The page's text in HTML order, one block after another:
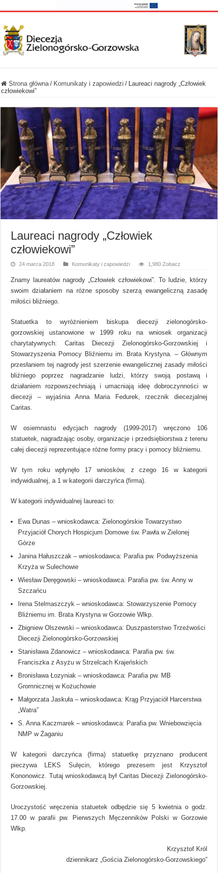
Strona główna / Komunikaty i zapowiedzi /
Laureaci nagrody „Człowiek
człowiekowi”
Laureaci nagrody „Człowiek
człowiekowi”
24 marca 2018 Komunikaty i zapowiedzi 1,980 Zobacz
Znamy laureatów nagrody „Człowiek człowiekowi”. To ludzie, którzy
swoim działaniem na różne sposoby szerzą ewangeliczną zasadę
miłości bliźniego.
Statuetka to wyróżnieniem biskupa diecezji zielonogórsko-
gorzowskiej ustanowione w 1999 roku na wniosek organizacji
charytatywnych: Caritas Diecezji Zielonogórsko-Gorzowskiej i
Stowarzyszenia Pomocy Bliźniemu im. Brata Krystyna. – Głównym
przesłaniem tej nagrody jest szerzenie ewangelicznej zasady miłości
bliźniego poprzez nagradzanie ludzi, którzy swoją postawą i
działaniem rozpowszechniają i umacniają ideę dobroczynności w
diecezji – wyjaśnia Anna Maria Fedurek, rzecznik diecezjalnej
Caritas.
W osiemnastu edycjach nagrody (1999-2017) wręczono 106
statuetek, nagradzając osoby, organizacje i przedsiębiorstwa z terenu
całej diecezji reprezentujące różne formy pracy i pomocy bliźniemu.
W tym roku wpłynęło 17 wniosków, z czego 16 w kategorii
indywidualnej, a 1 w kategorii darczyńca (firma).
W kategorii indywidualnej laureaci to:
Ewa Dunas – wnioskodawca: Zielonogórskie Towarzystwo
Przyjaciół Chorych Hospicjum Domowe św. Pawła w Zielonej
Górze
Janina Hałuszczak – wnioskodawca: Parafia pw. Podwyższenia
Krzyża w Sulechowie
Wiesław Deręgowski – wnioskodawca: Parafia pw. św. Anny w
Szczańcu
Irena Stelmaszczyk – wnioskodawca: Stowarzyszenie Pomocy
Bliźniemu im. Brata Krystyna w Gorzowie Wlkp.
Zbigniew Olszewski – wnioskodawca: Duszpasterstwo Trzeźwości
Diecezji Zielonogórsko-Gorzowskiej
Stanisława Zdanowicz – wnioskodawca: Parafia pw. św.
Franciszka z Asyżu w Strzelcach Krajeńskich
Bronisława Łozyniak – wnioskodawca: Parafia pw. MB
Gromnicznej w Kożuchowie
Małgorzata Jaskuła – wnioskodawca: Krąg Przyjaciół Harcerstwa
„Watra”
S. Anna Kaczmarek – wnioskodawca: Parafia pw. Wniebowzięcia
NMP w Żaganiu
W kategorii darczyńca (firma) statuetkę przyznano producent
pieczywa LEKS Sulęcin, którego prezesem jest Krzysztof
Kononowicz. Tutaj wnioskodawcą był Caritas Diecezji Zielonogórsko-
Gorzowskiej.
Uroczystość wręczenia statuetek odbędzie się 5 kwietnia o godz.
17.00 w parafii pw. Pierwszych Męczenników Polski w Gorzowie
Wlkp.
Krzysztof Król
dziennikarz „Gościa Zielonogórsko-Gorzowskiego”